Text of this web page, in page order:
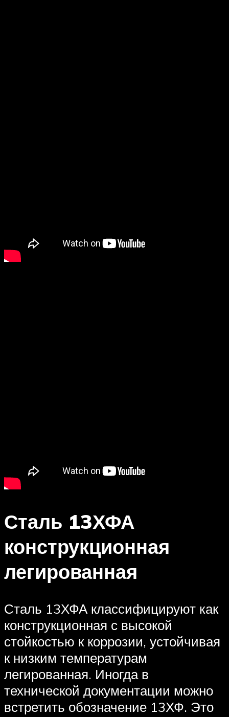
Сталь 13ХФА
конструкционная
легированная
Сталь 13ХФА классифицируют как
конструкционная с высокой
стойкостью к коррозии, устойчивая
к низким температурам
легированная. Иногда в
технической документации можно
встретить обозначение 13ХФ. Это